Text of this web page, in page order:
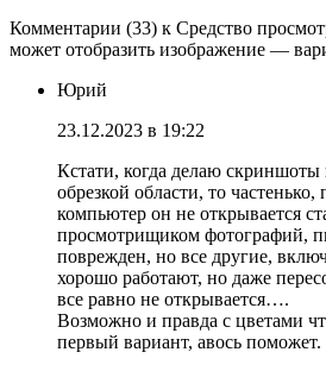
Комментарии (33) к Средство
может отобразить изображение —
Юрий
23.12.2023 в 19:22
Кстати, когда делаю скриншоты
обрезкой области, то
компьютер он не открывается
просмотрищиком фотографий,
поврежден, но все другие,
хорошо работают, но даже
все равно не открывается….
Возможно и правда с цветами
первый вариант, авось поможет.